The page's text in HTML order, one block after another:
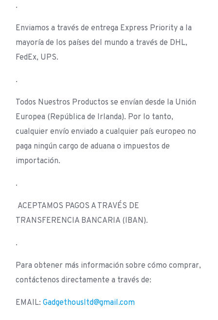
.
Enviamos a través de entrega Express Priority a la
mayoría de los países del mundo a través de DHL,
FedEx, UPS.
.
Todos Nuestros Productos se envían desde la Unión
Europea (República de Irlanda). Por lo tanto,
cualquier envío enviado a cualquier país europeo no
paga ningún cargo de aduana o impuestos de
importación.
.
ACEPTAMOS PAGOS A TRAVÉS DE
TRANSFERENCIA BANCARIA (IBAN).
.
Para obtener más información sobre cómo comprar,
contáctenos directamente a través de:
EMAIL: Gadgethousltd@gmail.com